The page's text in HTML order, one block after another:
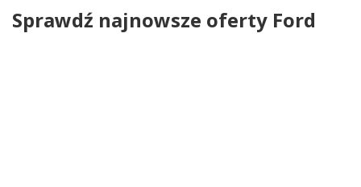
Sprawdź najnowsze oferty Ford